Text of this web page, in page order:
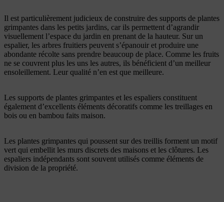
Il est particulièrement judicieux de construire des supports de plantes
grimpantes dans les petits jardins, car ils permettent d’agrandir
visuellement l’espace du jardin en prenant de la hauteur. Sur un
espalier, les arbres fruitiers peuvent s’épanouir et produire une
abondante récolte sans prendre beaucoup de place. Comme les fruits
ne se couvrent plus les uns les autres, ils bénéficient d’un meilleur
ensoleillement. Leur qualité n’en est que meilleure.
Les supports de plantes grimpantes et les espaliers constituent
également d’excellents éléments décoratifs comme les treillages en
bois ou en bambou faits maison.
Les plantes grimpantes qui poussent sur des treillis forment un motif
vert qui embellit les murs discrets des maisons et les clôtures. Les
espaliers indépendants sont souvent utilisés comme éléments de
division de la propriété.